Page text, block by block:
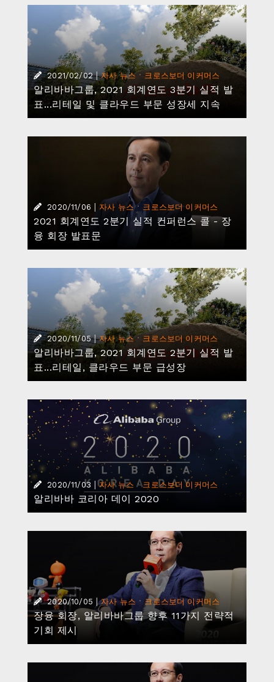
2021/02/02 | 자사 뉴스· 크로스보더 이커머스
알리바바그룹, 2021 회계연도 3분기 실적 발
표...리테일 및 클라우드 부문 성장세 지속
2020/11/06 자사 뉴스· 크로스보더 이커머스
2021 회계연도 2분기 실적 컨퍼런스 콜 - 장
융 회장 발표문
2020/11/05 | 자사 뉴스· 크로스보더 이커머스
알리바바그룹, 2021 회계연도 2분기 실적 발
표...리테일, 클라우드 부문 급성장
2020/11/03 자사 뉴스 ·크로스보더 이커머스
알리바바 코리아 데이 2020
2020/10/05 | 자사 뉴스 · 크로스보더 이커머스
장융 회장, 알리바바그룹 향후 11가지 전략적
기회 제시